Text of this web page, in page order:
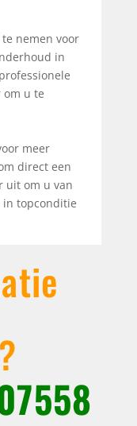
nemen voor
in
u te
meer
direct een
uit om u van
topconditie